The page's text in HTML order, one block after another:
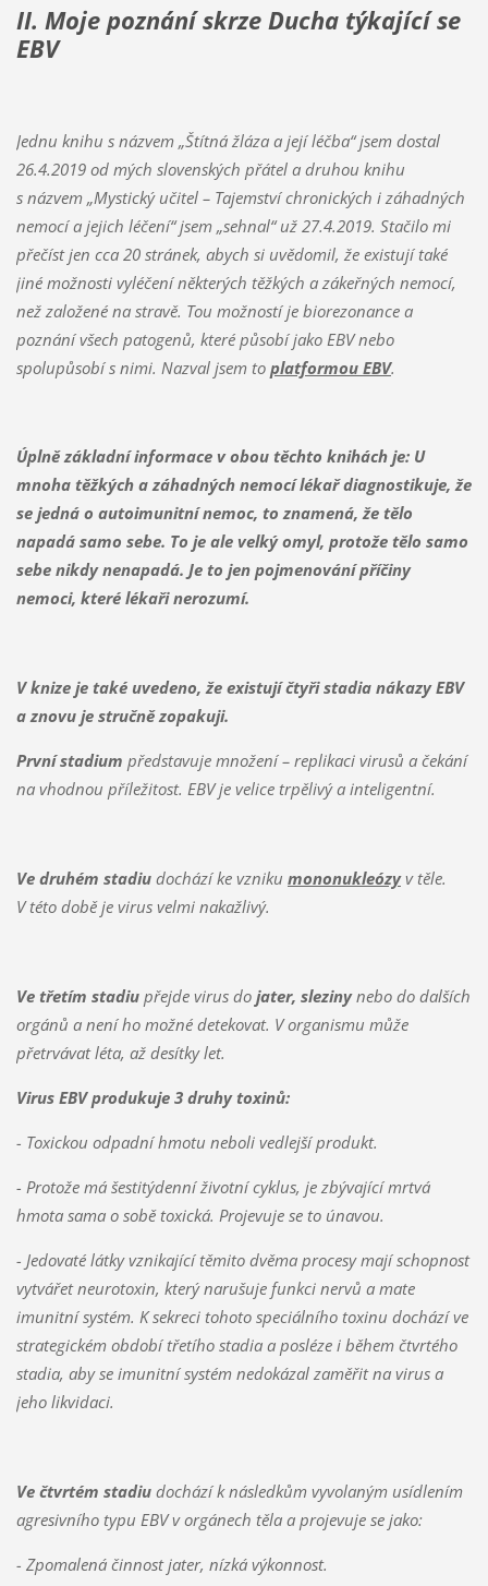
II. Moje poznánískrze Duchatýkající se
EBV
Jednu knihu s názvem „Štítná žláza a její léčba“ jsem dostal
26.4.2019 od mých slovenských přátel a druhou knihu
s názvem „Mystický učitel – Tajemství chronických i záhadných
nemocí a jejich léčení“ jsem „sehnal“ už 27.4.2019. Stačilo mi
přečíst jen cca 20 stránek, abych si uvědomil, že existují také
jiné možnosti vyléčení některých těžkých a zákeřných nemocí,
než založené na stravě. Tou možností je biorezonance a
poznání všech patogenů, které působí jako EBV nebo
spolupůsobí s nimi. Nazval jsem to platformou EBV.
Úplně základní informace v obou těchto knihách je: U
mnoha těžkých a záhadných nemocí lékař diagnostikuje, že
se jedná o autoimunitní nemoc, to znamená, že tělo
napadá samo sebe. To je ale velký omyl, protože tělo samo
sebe nikdy nenapadá. Je to jen pojmenování příčiny
nemoci, které lékaři nerozumí.
V knize je také uvedeno, že existují čtyři stadia nákazy EBV
a znovu je stručně zopakuji.
První stadium představuje množení – replikaci virusů a čekání
na vhodnou příležitost. EBV je velice trpělivý a inteligentní.
Ve druhém stadiudochází ke vzniku mononukleózyv těle.
V této době je virus velmi nakažlivý.
Ve třetím stadiupřejde virus do jater, slezinynebo do dalších
orgánů a není ho možné detekovat. V organismu může
přetrvávat léta, až desítky let.
Virus EBV produkuje 3 druhy toxinů:
- Toxickou odpadní hmotu neboli vedlejší produkt.
- Protože má šestitýdenní životní cyklus, je zbývající mrtvá
hmota sama o sobě toxická. Projevuje se to únavou.
- Jedovaté látky vznikající těmito dvěma procesy mají schopnost
vytvářet neurotoxin, který narušuje funkci nervů a mate
imunitní systém. K sekreci tohoto speciálního toxinu dochází ve
strategickém období třetího stadia a posléze i během čtvrtého
stadia, aby se imunitní systém nedokázal zaměřit na virus a
jeho likvidaci.
Ve čtvrtém stadiudochází k následkům vyvolaným usídlením
agresivního typu EBV v orgánech těla a projevuje se jako:
- Zpomalená činnost jater, nízká výkonnost.